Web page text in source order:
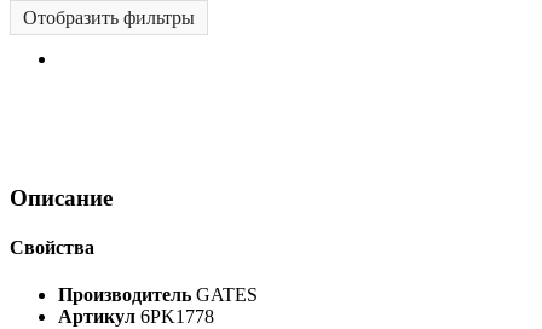
Отобразить фильтры
Описание
Свойства
Производитель GATES
Артикул 6PK1778